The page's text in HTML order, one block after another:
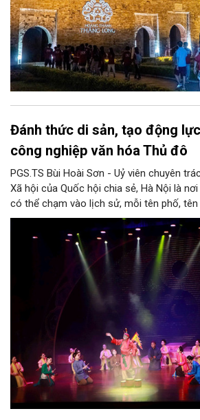
Đánh thức di sản, tạo động
công nghiệp văn hóa Thủ đô
PGS.TS Bùi Hoài Sơn - Uỷ viên chuyên
Xã hội của Quốc hội chia sẻ, Hà Nội là
có thể chạm vào lịch sử, mỗi tên phố,
hồ, nếp nhà, câu hát, món ăn, làn điệu,
thể kể một câu chuyện về chiều sâu văn
Nhưng trong kỷ nguyên mới, câu hỏi đặt
bao nhiêu di sản, bao nhiêu văn nghệ sĩ,
ức, mà là làm thế nào để những giá trị ấy
phát triển, thành sức mạnh mềm, thành
thành năng lực cạnh tranh của Thủ đô.